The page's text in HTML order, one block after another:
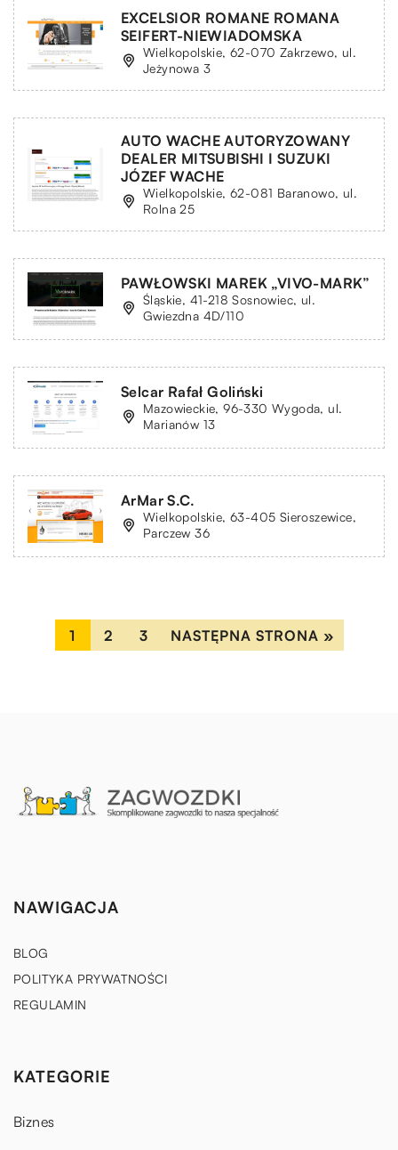
EXCELSIOR ROMANE ROMANA
SEIFERT-NIEWIADOMSKA
Wielkopolskie, 62-070 Zakrzewo, ul.
Jeżynowa 3
AUTO WACHE AUTORYZOWANY
DEALER MITSUBISHI I SUZUKI
JÓZEF WACHE
Wielkopolskie, 62-081 Baranowo, ul.
Rolna 25
PAWŁOWSKI MAREK „VIVO-MARK”
Śląskie, 41-218 Sosnowiec, ul.
Gwiezdna 4D/110
Selcar Rafał Goliński
Mazowieckie, 96-330 Wygoda, ul.
Marianów 13
ArMar S.C.
Wielkopolskie, 63-405 Sieroszewice,
Parczew 36
1 2 3 NASTĘPNA STRONA »
NAWIGACJA
BLOG
POLITYKA PRYWATNOŚCI
REGULAMIN
KATEGORIE
Biznes